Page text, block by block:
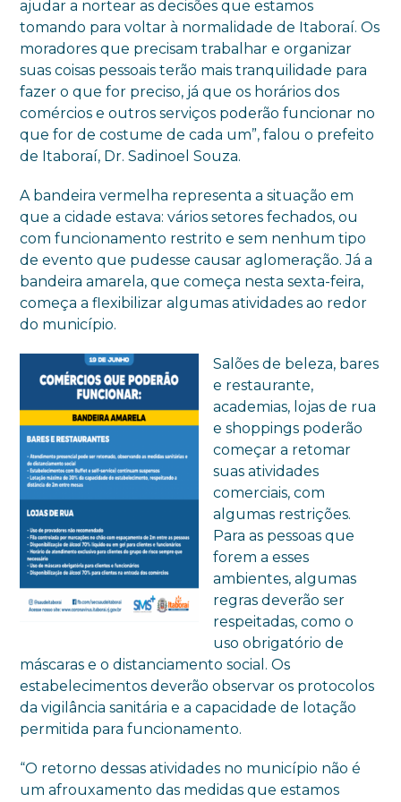
ajudar a nortear as decisões que estamos
tomando para voltar à normalidade de Itaboraí. Os
moradores que precisam trabalhar e organizar
suas coisas pessoais terão mais tranquilidade para
fazer o que for preciso, já que os horários dos
comércios e outros serviços poderão funcionar no
que for de costume de cada um”, falou o prefeito
de Itaboraí, Dr. Sadinoel Souza.
A bandeira vermelha representa a situação em
que a cidade estava: vários setores fechados, ou
com funcionamento restrito e sem nenhum tipo
de evento que pudesse causar aglomeração. Já a
bandeira amarela, que começa nesta sexta-feira,
começa a flexibilizar algumas atividades ao redor
do município.
Salões de beleza, bares
e restaurante,
academias, lojas de rua
e shoppings poderão
começar a retomar
suas atividades
comerciais, com
algumas restrições.
Para as pessoas que
forem a esses
ambientes, algumas
regras deverão ser
respeitadas, como o
uso obrigatório de
máscaras e o distanciamento social. Os
estabelecimentos deverão observar os protocolos
da vigilância sanitária e a capacidade de lotação
permitida para funcionamento.
“O retorno dessas atividades no município não é
um afrouxamento das medidas que estamos